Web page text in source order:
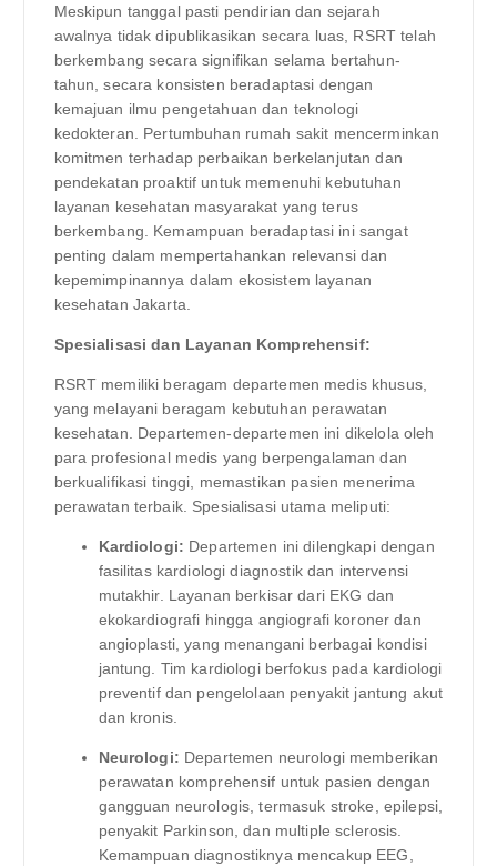
Meskipun tanggal pasti pendirian dan sejarah
awalnya tidak dipublikasikan secara luas, RSRT telah
berkembang secara signifikan selama bertahun-
tahun, secara konsisten beradaptasi dengan
kemajuan ilmu pengetahuan dan teknologi
kedokteran. Pertumbuhan rumah sakit mencerminkan
komitmen terhadap perbaikan berkelanjutan dan
pendekatan proaktif untuk memenuhi kebutuhan
layanan kesehatan masyarakat yang terus
berkembang. Kemampuan beradaptasi ini sangat
penting dalam mempertahankan relevansi dan
kepemimpinannya dalam ekosistem layanan
kesehatan Jakarta.
Spesialisasi dan Layanan Komprehensif:
RSRT memiliki beragam departemen medis khusus,
yang melayani beragam kebutuhan perawatan
kesehatan. Departemen-departemen ini dikelola oleh
para profesional medis yang berpengalaman dan
berkualifikasi tinggi, memastikan pasien menerima
perawatan terbaik. Spesialisasi utama meliputi:
Kardiologi: Departemen ini dilengkapi dengan
fasilitas kardiologi diagnostik dan intervensi
mutakhir. Layanan berkisar dari EKG dan
ekokardiografi hingga angiografi koroner dan
angioplasti, yang menangani berbagai kondisi
jantung. Tim kardiologi berfokus pada kardiologi
preventif dan pengelolaan penyakit jantung akut
dan kronis.
Neurologi: Departemen neurologi memberikan
perawatan komprehensif untuk pasien dengan
gangguan neurologis, termasuk stroke, epilepsi,
penyakit Parkinson, dan multiple sclerosis.
Kemampuan diagnostiknya mencakup EEG,